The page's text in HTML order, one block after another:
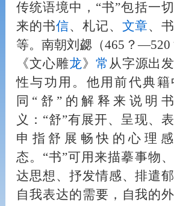
传统语境中，“书”包括一
来的书信、札记、 文章、
等。南朝刘勰（465？—520
《文心雕龙》 常 从字源出
性与功用。他用前代典籍
同“舒”的解释来说明
义：“舒”有展开、呈现、
申指舒展畅快的心理
态。“书”可用来描摹事物
达思想、抒发情感、排遣郁
自我表达的需要，自我的